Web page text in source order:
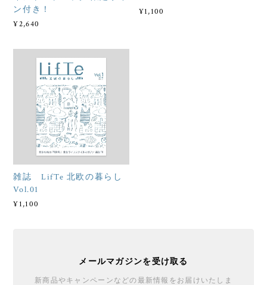
ン付き！
¥2,640
¥1,100
雑誌 LifTe 北欧の暮らし
Vol.01
¥1,100
メールマガジンを受け取る
新商品やキャンペーンなどの最新情報をお届けいたしま